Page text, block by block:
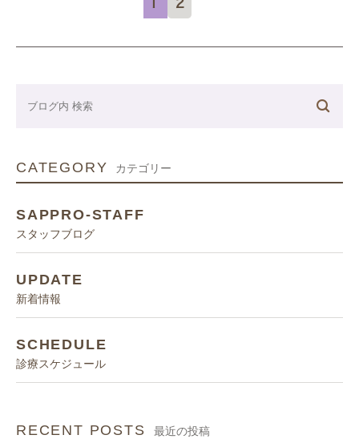
CATEGORY カテゴリー
SAPPRO-STAFF
スタッフブログ
UPDATE
新着情報
SCHEDULE
診療スケジュール
RECENT POSTS 最近の投稿